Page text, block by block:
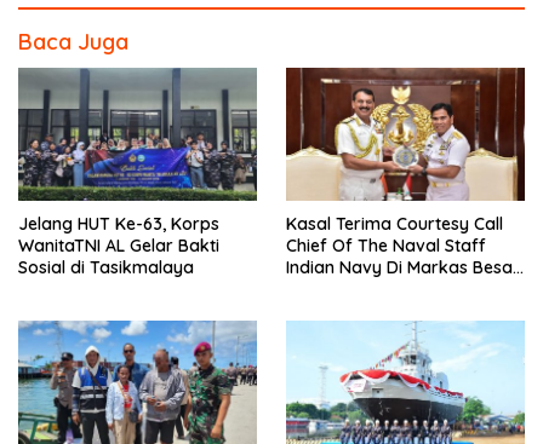
o
o
k
Baca Juga
Jelang HUT Ke-63, Korps
WanitaTNI AL Gelar Bakti
Sosial di Tasikmalaya
Kasal Terima Courtesy Call
Chief Of The Naval Staff
Indian Navy Di Markas Besar